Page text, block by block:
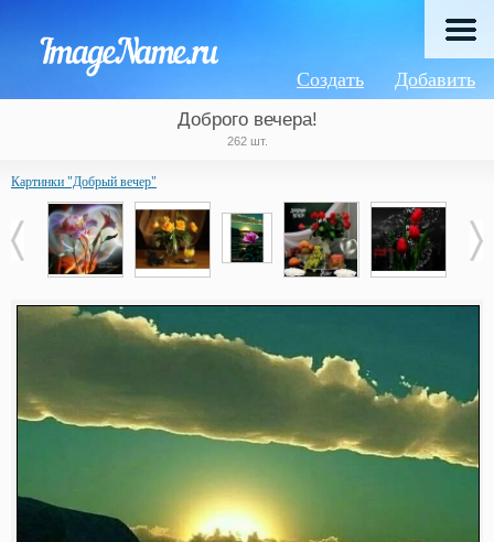
Добавить
Создать
Доброго вечера!
262 шт.
Картинки "Добрый вечер"